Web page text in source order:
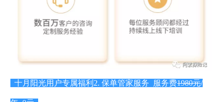
十月阳光用户专属福利 2. 保单管家服务 服务费1980元/